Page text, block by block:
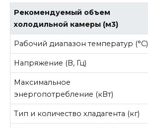
Рекомендуемый объем
холодильной камеры (м3)
Рабочий диапазон температур (°С)
Напряжение (В, Гц)
Максимальное
энергопотребление (кВт)
Тип и количество хладагента (кг)